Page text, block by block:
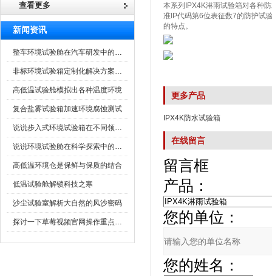
查看更多
新闻资讯
整车环境试验舱在汽车研发中的作用
非标环境试验箱定制化解决方案在可靠性测试中的重要性
高低温试验舱模拟出各种温度环境
复合盐雾试验箱加速环境腐蚀测试
说说步入式环境试验箱在不同领域的应用
说说环境试验舱在科学探索中的作用
高低温环境仓是保鲜与保质的结合
低温试验舱解锁科技之寒
沙尘试验室解析大自然的风沙密码
探讨一下草莓视频官网操作重点是什么
本系列IPX4K淋雨试验箱对各种防水
准IP代码第6位表征数7的防护试
的特点。
更多产品
IPX4K防水试验箱
在线留言
留言框
产品：
您的单位：
您的姓名：